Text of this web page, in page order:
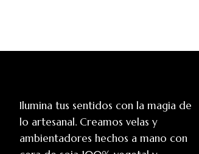
Ilumina tus sentidos con la magia de
lo artesanal. Creamos velas y
ambientadores hechos a mano con